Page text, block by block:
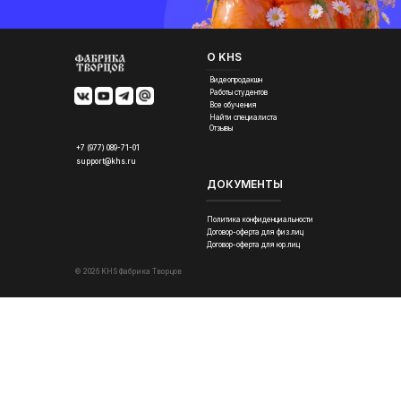
© 2026 KHS Фабрика Творцов
support@khs.ru
Договор-оферта для юр.лиц
Договор-оферта для физ.лиц
Политика конфиденциальности
ДОКУМЕНТЫ
Найти специалиста
Отзывы
Все обучения
Работы студентов
Видеопродакшн
О KHS
+7 (977) 089-71-01